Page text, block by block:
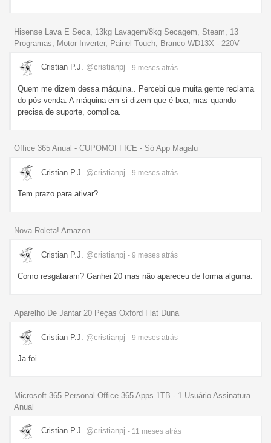
Hisense Lava E Seca, 13kg Lavagem/8kg Secagem, Steam, 13
Programas, Motor Inverter, Painel Touch, Branco WD13X - 220V
Cristian P.J. @cristianpj - 9 meses atrás
Quem me dizem dessa máquina.. Percebi que muita gente reclama
do pós-venda. A máquina em si dizem que é boa, mas quando
precisa de suporte, complica.
Office 365 Anual - CUPOMOFFICE - Só App Magalu
Cristian P.J. @cristianpj - 9 meses atrás
Tem prazo para ativar?
Nova Roleta! Amazon
Cristian P.J. @cristianpj - 9 meses atrás
Como resgataram? Ganhei 20 mas não apareceu de forma alguma.
Aparelho De Jantar 20 Peças Oxford Flat Duna
Cristian P.J. @cristianpj - 9 meses atrás
Ja foi...
Microsoft 365 Personal Office 365 Apps 1TB - 1 Usuário Assinatura
Anual
Cristian P.J. @cristianpj - 11 meses atrás